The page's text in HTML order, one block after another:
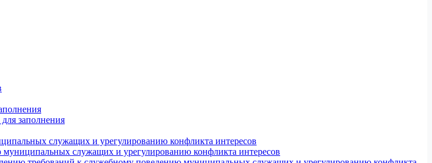
заполнения
служащих и урегулированию конфликта интересов
служащих и урегулированию конфликта интересов